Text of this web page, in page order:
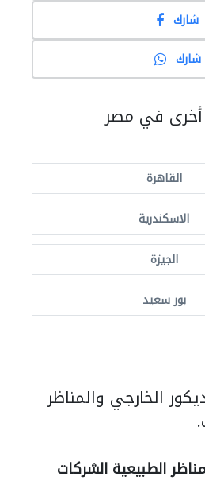
شارك
شارك
في مصر
القاهرة
الاسكندرية
الجيزة
بور سعيد
الخارجي والمناظر
الطبيعية الشركات